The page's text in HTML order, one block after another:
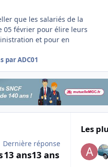
que les salariés de la
05 février pour élire leurs
et pour en
par ADC01
Dernière réponse
13 ans13 ans
Les